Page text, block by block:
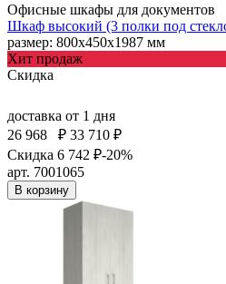
Офисные шкафы для документов
Шкаф высокий (3 полки под
размер: 800х450х1987 мм
Хит продаж
Скидка
доставка от 1 дня
26 968
₽ 33 710 ₽
Скидка 6 742 ₽-20%
арт. 7001065
В корзину